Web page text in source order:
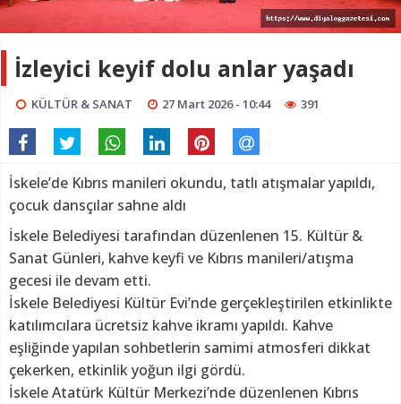
İzleyici keyif dolu anlar yaşadı
KÜLTÜR & SANAT 27 Mart 2026 - 10:44 391
İskele’de Kıbrıs manileri okundu, tatlı atışmalar yapıldı,
çocuk dansçılar sahne aldı
İskele Belediyesi tarafından düzenlenen 15. Kültür &
Sanat Günleri, kahve keyfi ve Kıbrıs manileri/atışma
gecesi ile devam etti.
İskele Belediyesi Kültür Evi’nde gerçekleştirilen etkinlikte
katılımcılara ücretsiz kahve ikramı yapıldı. Kahve
eşliğinde yapılan sohbetlerin samimi atmosferi dikkat
çekerken, etkinlik yoğun ilgi gördü.
İskele Atatürk Kültür Merkezi’nde düzenlenen Kıbrıs